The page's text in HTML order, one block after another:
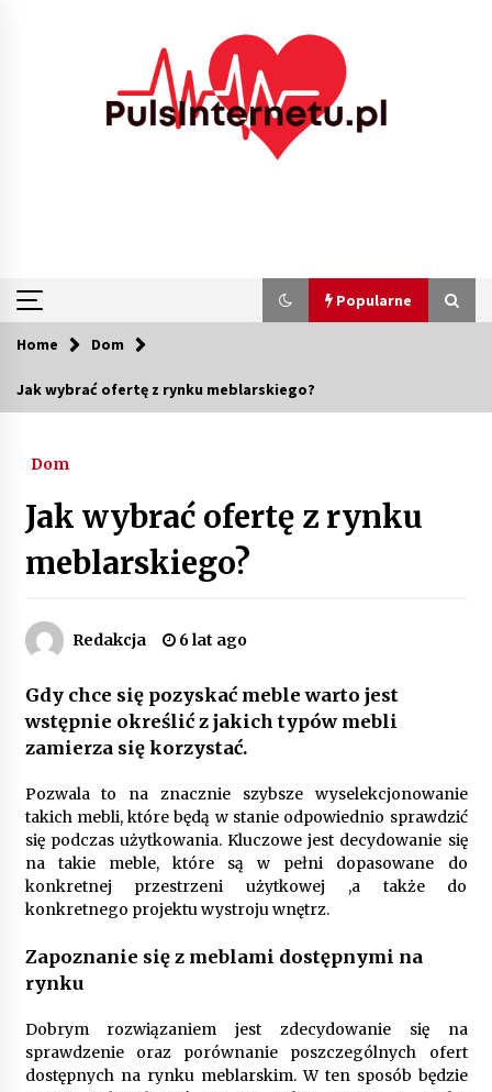
Popularne
Popularne
Poczucie bezpieczeństwa a jasne zasady pracy.
4 miesiące ago
zamontować radio 2DIN i uchwyty na kubki
4 miesiące ago
Piece do pizzy – jak wybrać między piecem na
drewno, gaz i prąd
Oferta z pojazdami wyposażonymi w kontenery
– nowoczesne rozwiązanie dla logistyki
9 miesięcy ago
skrawaniem – wpływ na żywotność narzędzi i
jakość detali
Automatyzacja zbierania informacji zwrotnych
– oszczędność czasu dzięki recom system
9 miesięcy ago
Home Dom
Jak wybrać ofertę z rynku meblarskiego?
Dom
Jak wybrać ofertę z rynku
meblarskiego?
Redakcja 6 lat ago
Gdy chce się pozyskać meble warto jest
wstępnie określić z jakich typów mebli
zamierza się korzystać.
Pozwala to na znacznie szybsze wyselekcjonowanie
takich mebli, które będą w stanie odpowiednio sprawdzić
się podczas użytkowania. Kluczowe jest decydowanie się
na takie meble, które są w pełni dopasowane do
konkretnej przestrzeni użytkowej ,a także do
konkretnego projektu wystroju wnętrz.
Zapoznanie się z meblami dostępnymi na
rynku
Dobrym rozwiązaniem jest zdecydowanie się na
sprawdzenie oraz porównanie poszczególnych ofert
dostępnych na rynku meblarskim. W ten sposób będzie